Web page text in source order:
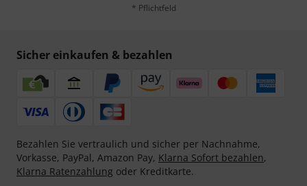
* Pflichtfeld
Sicher einkaufen & bezahlen
Bezahlen Sie vertraulich und sicher per Nachnahme,
Vorkasse, PayPal, Amazon Pay, Klarna Sofort bezahlen,
Klarna Ratenzahlung oder Kreditkarte.